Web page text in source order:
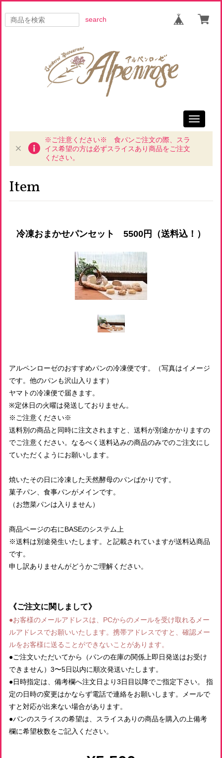
search
Toggle
※ご注意ください※ 食パンご注文の際、スラ
イス希望の方は必ずスライスあり商品をご注文
ください。
Item
冷凍おまかせパンセット 5500円（送料込！）
アルペンローゼのおすすめパンの冷凍便です。（写真はイメージ
です。他のパンも沢山入ります）
ヤマトの冷凍便で届きます。
※定休日の火曜は発送しておりません。
※ご注意ください※
送料別の商品と同時に注文されますと、送料が別途かかりますの
でご注意ください。なるべく送料込みの商品のみでのご注文にし
ていただくようにお願いします。
焼いたその日に冷凍した天然酵母のパンばかりです。
菓子パン、食事パンがメインです。
（お惣菜パンは入りません）
商品ページの右にBASEのシステム上
※送料は別途発生いたします。と記載されていますが送料込商品
です。
申し訳ありませんがどうかご理解ください。
《ご注文に関しまして》
●お客様のメールアドレスは、PCからのメールを受け取れるメー
ルアドレスでお願いいたします。携帯アドレスですと、確認メー
ルをお客様に送ることができないことがあります。
●ご注文いただいてから（パンの在庫の関係上即日発送はお受け
できません）3〜5日以内に順次発送いたします。
●日時指定は、備考欄へ注文日より3日目以降でご指定下さい。 指
定の日時の変更はかならず電話で連絡をお願いします。メールで
すと対応が出来ない場合があります。
●パンのスライスの希望は、スライスありの商品を購入の上備考
欄に希望枚数をご記入ください。